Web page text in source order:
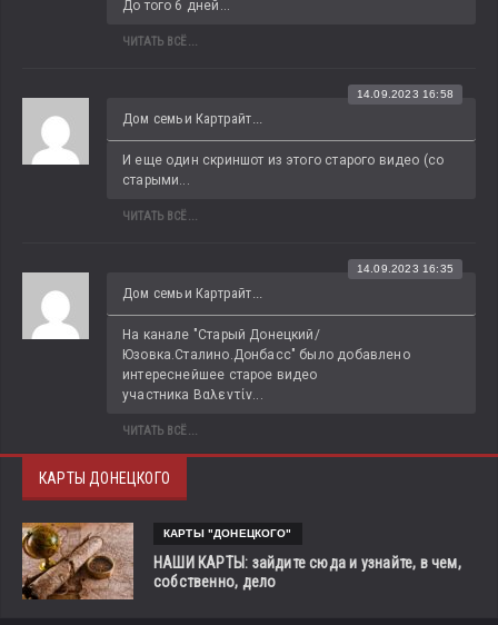
До того 6 дней...
ЧИТАТЬ ВСЁ...
Дом семьи Картрайт...
14.09.2023 16:58
И еще один скриншот из этого старого видео (со
старыми...
ЧИТАТЬ ВСЁ...
Дом семьи Картрайт...
14.09.2023 16:35
На канале "Старый Донецкий/
Юзовка.Сталино.Донбасс" было добавлено
интереснейшее старое видео
участника Βαλεντίν...
ЧИТАТЬ ВСЁ...
КАРТЫ ДОНЕЦКОГО
КАРТЫ "ДОНЕЦКОГО"
НАШИ КАРТЫ: зайдите сюда и узнайте, в чем,
собственно, дело